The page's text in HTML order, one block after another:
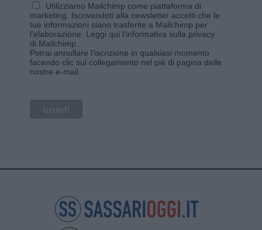
Utilizziamo Mailchimp come piattaforma di
marketing. Iscrivendoti alla newsletter accetti che le
tue informazioni siano trasferite a Mailchimp per
l'elaborazione. Leggi qui l'informativa sulla privacy
di Mailchimp
Potrai annullare l'iscrizione in qualsiasi momento
facendo clic sul collegamento nel piè di pagina delle
nostre e-mail.